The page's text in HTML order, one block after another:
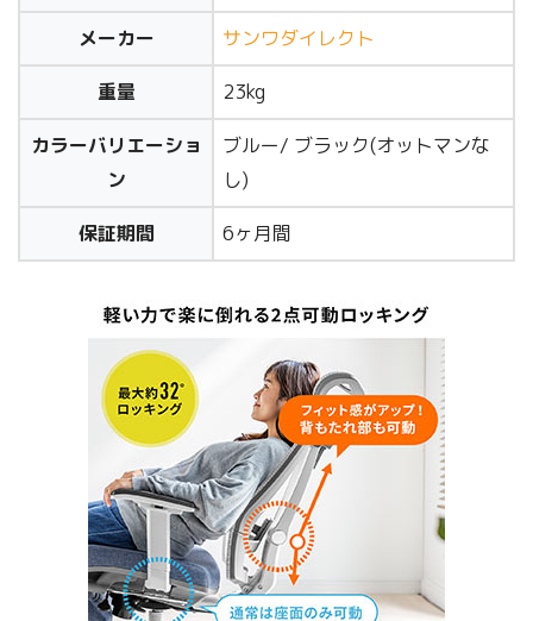
メーカー サンワダイレクト
重量 23kg
カラーバリエーショ
ン
ブルー/ ブラック(オットマンな
し)
保証期間 6ヶ月間